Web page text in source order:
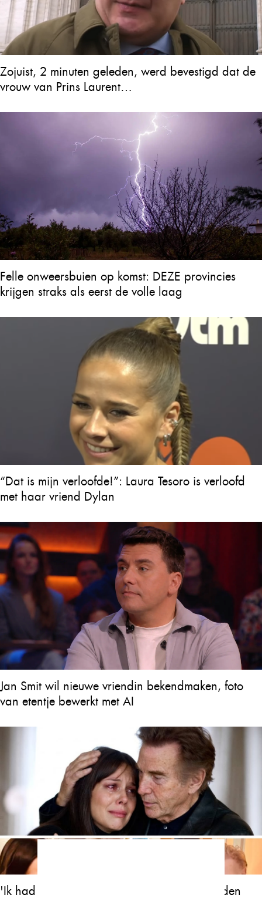
Zojuist, 2 minuten geleden, werd bevestigd dat de
vrouw van Prins Laurent…
Felle onweersbuien op komst: DEZE provincies
krijgen straks als eerst de volle laag
“Dat is mijn verloofde!”: Laura Tesoro is verloofd
met haar vriend Dylan
Jan Smit wil nieuwe vriendin bekendmaken, foto
van etentje bewerkt met AI
'Ik had nooit gedacht dat ik ooit deze woorden